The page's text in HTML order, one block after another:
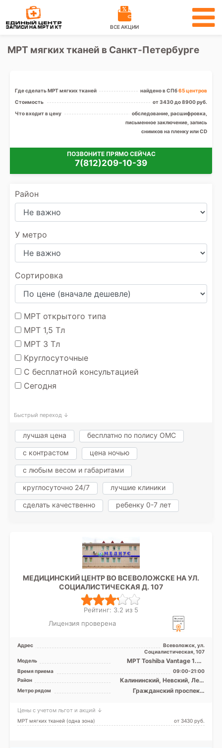
ВСЕ АКЦИИ
МРТ мягких тканей в Санкт-Петербурге
Где сделать МРТ мягких тканей найдено в СПб65 центров
Стоимость
от 3430 до 8900 руб.
Что входит в цену
обследование, расшифровка,
письменное заключение, запись
снимков на пленку или CD
ПОЗВОНИТЕ ПРЯМО СЕЙЧАС
7(812)209-10-39
Район
У метро
Сортировка
МРТ открытого типа
МРТ 1,5 Тл
МРТ 3 Тл
Круглосуточные
С бесплатной консультацией
Сегодня
Быстрый переход ↓
лучшая цена бесплатно по полису ОМС
с контрастом цена ночью
с любым весом и габаритами
круглосуточно 24/7 лучшие клиники
сделать качественно ребенку 0-7 лет
МЕДИЦИНСКИЙ ЦЕНТР ВО ВСЕВОЛОЖСКЕ НА УЛ.
СОЦИАЛИСТИЧЕСКАЯ Д. 107
Рейтинг: 3.2 из 5
Лицензия проверена
Адрес
Всеволожск, ул.
Социалистическая, 107
Модель
МРТ Toshiba Vantage 1.5T
закрытого типа, КТ Toshiba
Alexion 16 срезов
Время приема
09:00-21:00
Район
Калининский, Невский, Лен.
Метро рядом
Гражданский проспект,
Цены с учетом льгот и акций ↓
МРТ мягких тканей (одна зона) от 3430 pуб.